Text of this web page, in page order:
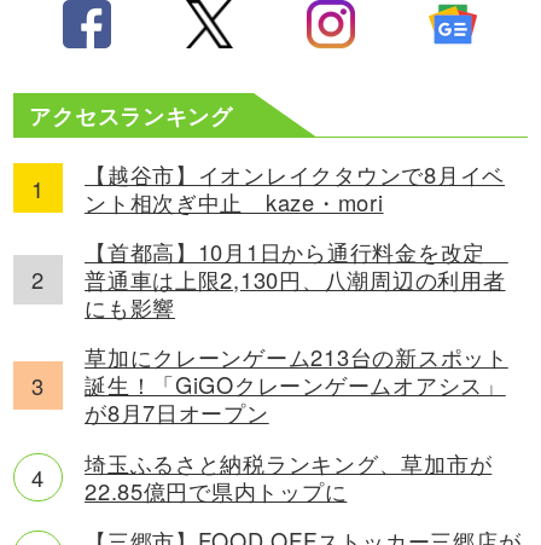
アクセスランキング
【越谷市】イオンレイクタウンで8月イベ
ント相次ぎ中止 kaze・mori
【首都高】10月1日から通行料金を改定
普通車は上限2,130円、八潮周辺の利用者
にも影響
草加にクレーンゲーム213台の新スポット
誕生！「GiGOクレーンゲームオアシス」
が8月7日オープン
埼玉ふるさと納税ランキング、草加市が
22.85億円で県内トップに